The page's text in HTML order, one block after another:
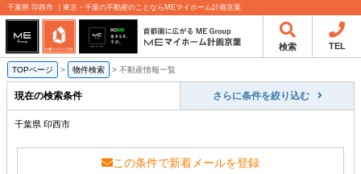
千葉県 印西市 ｜東京・千葉の不動産のことならMEマイホーム計画京葉
検索 TEL
TOPページ > 物件検索 > 不動産情報一覧
現在の検索条件 さらに条件を絞り込む
千葉県 印西市
この条件で新着メールを登録